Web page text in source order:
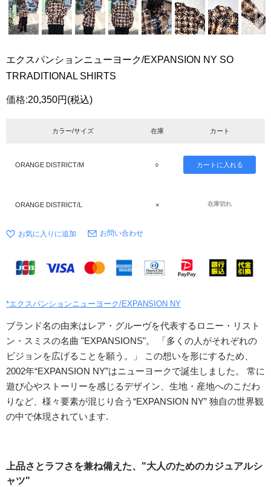
エクスパンションニューヨーク/EXPANSION NY SO
TRRADITIONAL SHIRTS
価格:20,350円 (税込)
カラー/サイズ 在庫 カート
ORANGE DISTRICT/M ○
ORANGE DISTRICT/L × 在庫切れ
お問い合わせ
*エクスパンションニューヨーク/EXPANSION NY
ブランド名の由来はレア・グルーヴを代表するロニー・リスト
ン・スミスの名曲 "EXPANSIONS"。 「多くの人がそれぞれの
ビジョンを広げることを願う。」 この想いを形にするため、
2002年“EXPANSION NY”はニューヨークで誕生しました。 常に
遊び心やストーリーを感じるデザイン、生地・産地へのこだわ
りなど、様々要素が混じり合う“EXPANSION NY” 独自の世界観
の中で体現されています.
上品さとラフさを兼ね備えた、"大人のためのカジュアルシ
ャツ"